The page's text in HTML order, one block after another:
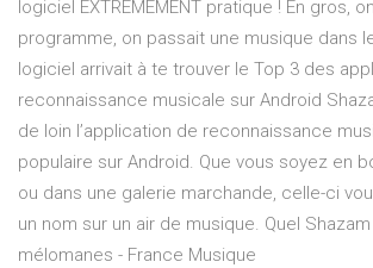
logiciel EXTRÊMEMENT pratique ! En gros,
programme, on passait une musique dans
logiciel arrivait à te trouver le Top 3 des
reconnaissance musicale sur Android
de loin l’application de reconnaissance
populaire sur Android. Que vous soyez en
ou dans une galerie marchande, celle-ci
un nom sur un air de musique. Quel
mélomanes - France Musique